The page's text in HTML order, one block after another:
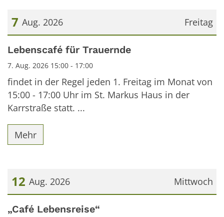
Freitag
7 Aug. 2026
Datum: 7. August 2026
Lebenscafé für Trauernde
7. Aug. 2026 15:00 - 17:00
findet in der Regel jeden 1. Freitag im Monat von
15:00 - 17:00 Uhr im St. Markus Haus in der
Karrstraße statt. ...
Mehr
Mittwoch
12 Aug. 2026
Datum: 12. August 2026
„Café Lebensreise“